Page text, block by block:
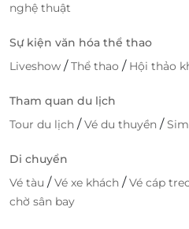
nghệ thuật
Sự kiện văn hóa thể thao
Liveshow /Thể thao / Hội thảo
Tham quan du lịch
Tour du lịch /Vé du thuyền /
Di chuyển
Vé tàu /Vé xe khách /Vé cáp
chờ sân bay